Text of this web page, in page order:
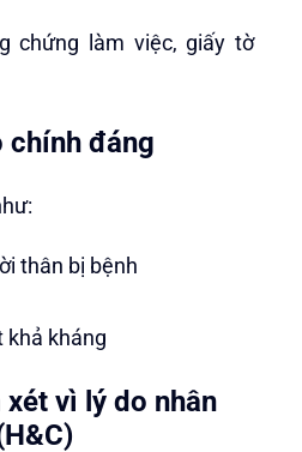
chứng làm việc, giấy tờ
chính đáng
thân bị bệnh
khả kháng
vì lý do nhân